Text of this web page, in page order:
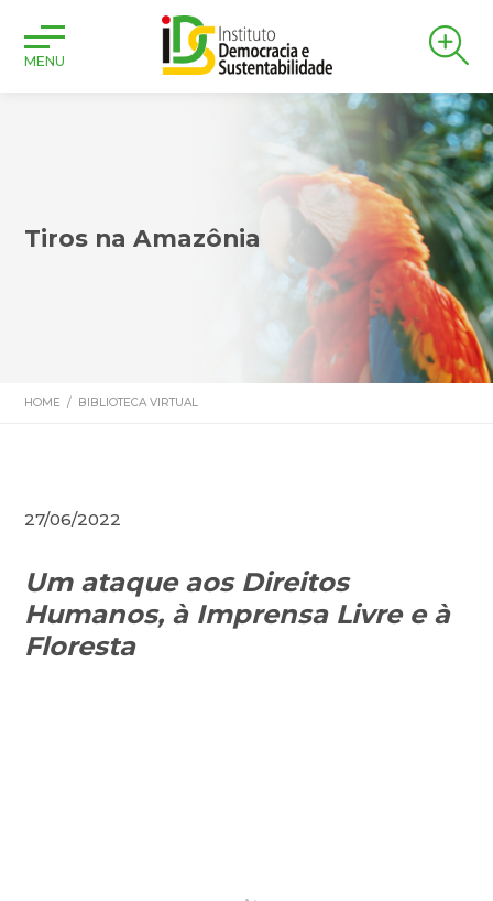
MENU
Tiros na Amazônia
HOME / BIBLIOTECA VIRTUAL
27/06/2022
Um ataque aos Direitos
Humanos, à Imprensa Livre e à
Floresta